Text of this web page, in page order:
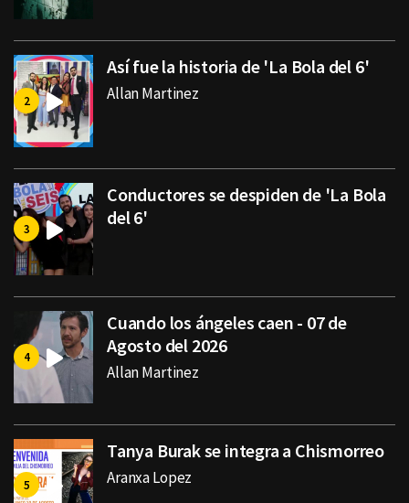
Así fue la historia de 'La Bola del 6'
Allan Martinez
Conductores se despiden de 'La Bola
del 6'
Cuando los ángeles caen - 07 de
Agosto del 2026
Allan Martinez
Tanya Burak se integra a Chismorreo
Aranxa Lopez